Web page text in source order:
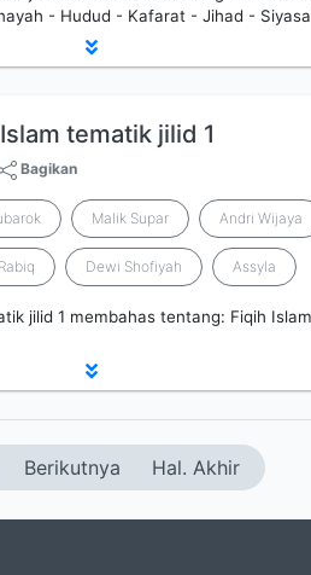
- Hudud - Kafarat - Jihad -
tematik jilid 1
Bagikan
Malik Supar Andri Wijaya
Dewi Shofiyah Assyla
jilid 1 membahas tentang: Fiqih
Berikutnya Hal. Akhir